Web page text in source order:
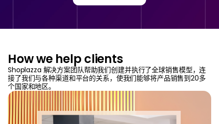
How we help clients
Shoplazza 解决方案团队帮助我们创建并执行了全球销售模型，连
接了我们与各种渠道和平台的关系，使我们能够将产品销售到20多
个国家和地区。